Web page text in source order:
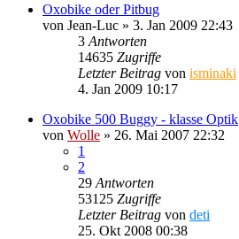
Oxobike oder Pitbug
von Jean-Luc » 3. Jan 2009 22:43
3 Antworten
14635 Zugriffe
Letzter Beitrag von isminaki
4. Jan 2009 10:17
Oxobike 500 Buggy - klasse Optik
von Wolle » 26. Mai 2007 22:32
1
2
29 Antworten
53125 Zugriffe
Letzter Beitrag von deti
25. Okt 2008 00:38